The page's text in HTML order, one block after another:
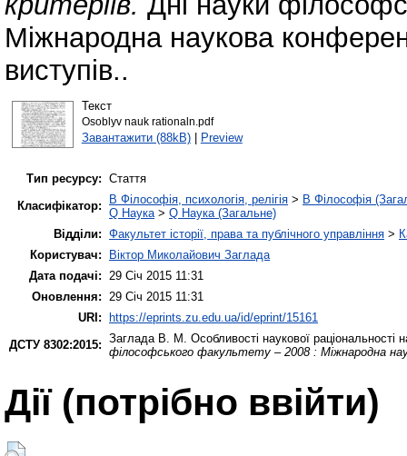
Міжнародна наукова
виступів..
Текст
Osoblyv nauk rationaln.pdf
Завантажити (88kB)| Preview
Тип ресурсу: Стаття
Класифікатор:
B Філософія, психологія, релігія > B Філософія
Q Наука> Q Наука (Загальне)
Відділи: Факультет історії, права та публічного управління >
Користувач:
Віктор Миколайович Заглада
Дата подачі: 29 Січ 2015 11:31
Оновлення: 29 Січ 2015 11:31
URI:
https://eprints.zu.edu.ua/id/eprint/15161
ДСТУ 8302:2015: Заглада В. М. Особливості наукової раціональності
філософського факультету – 2008 : Міжнародна
Дії ​​(потрібно ввійти)